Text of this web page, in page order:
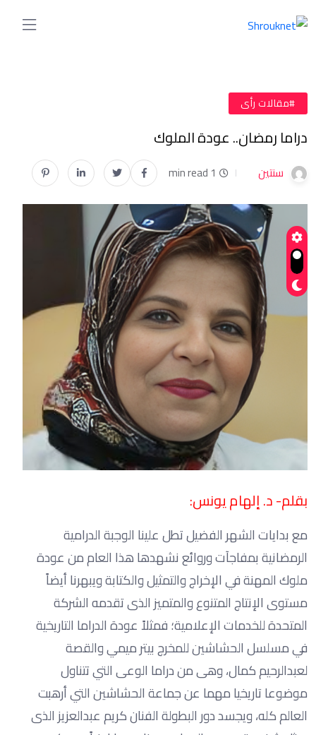
#مقالات رأى
دراما رمضان.. عودة الملوك
سنتين 1 min read
بقلم- د. إلهام يونس:
مع بدايات الشهر الفضيل تطل علينا الوجبة الدرامية
الرمضانية بمفاجآت وروائع نشهدها هذا العام من عودة
ملوك المهنة في الإخراج والتمثيل والكتابة ويبهرنا أيضاً
مستوى الإنتاج المتنوع والمتميز الذى تقدمه الشركة
المتحدة للخدمات الإعلامية؛ فمثلاً عودة الدراما التاريخية
في مسلسل الحشاشين للمخرج بيتر ميمي والقصة
لعبدالرحيم كمال، وهى من دراما الوعى التي تتناول
موضوعا تاريخيا مهما عن جماعة الحشاشين التي أرهبت
العالم كله، ويجسد دور البطولة الفنان كريم عبدالعزيز الذى